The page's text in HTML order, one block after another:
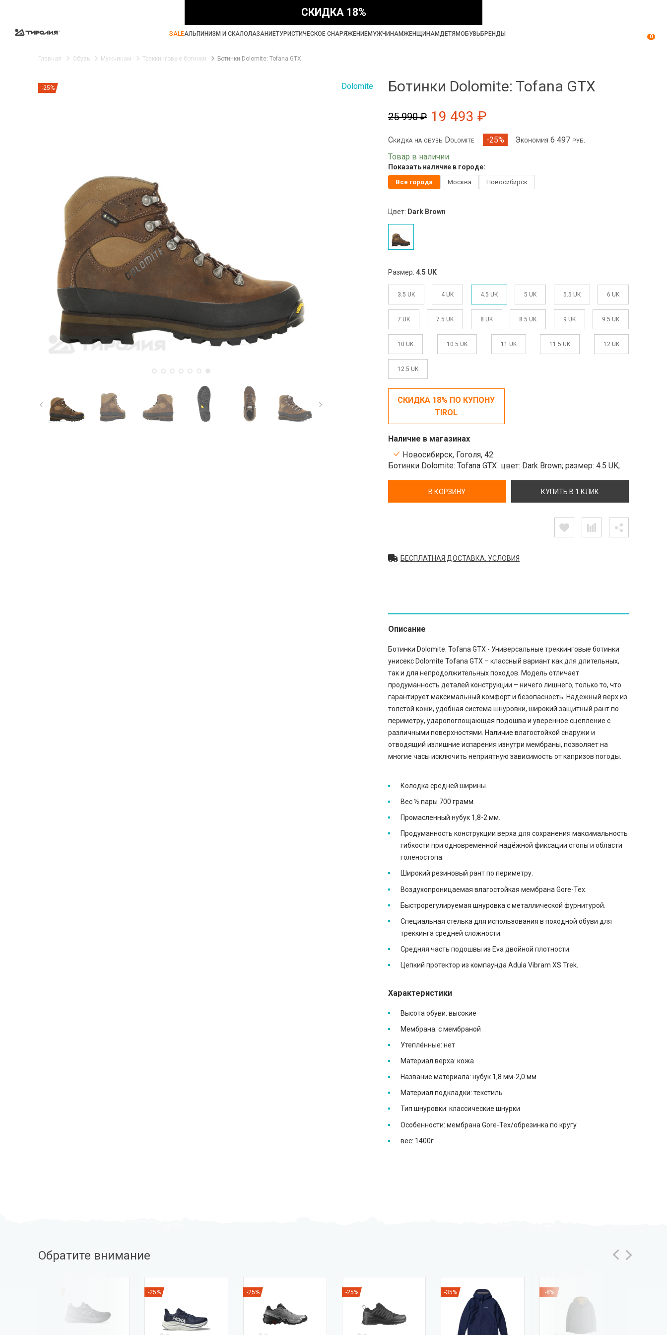
СКИДКА 18%
SALEАЛЬПИНИЗМ И СКАЛОЛАЗАНИЕТУРИСТИЧЕСКОЕ СНАРЯЖЕНИЕМУЖЧИНАМЖЕНЩИНАМДЕТЯМОБУВЬ БРЕНДЫ 0
Главная Обувь Мужчинам Треккинговые ботинки Ботинки Dolomite: Tofana GTX
-25% Dolomite Ботинки Dolomite: Tofana GTX
25 990 ₽ 19 493 ₽
Скидка на обувь Dolomite -25%
Экономия 6 497 руб.
Товар в наличии
Показать наличие в городе:
Все города Москва Новосибирск
Цвет: Dark Brown
Размер: 4.5 UK
3.5 UK 4 UK 4.5 UK 5 UK 5.5 UK 6 UK
7 UK 7.5 UK 8 UK 8.5 UK 9 UK 9.5 UK
10 UK 10.5 UK 11 UK 11.5 UK 12 UK
12.5 UK
СКИДКА 18% ПО КУПОНУ
TIROL
Наличие в магазинах
Новосибирск, Гоголя, 42
Ботинки Dolomite: Tofana GTX цвет: Dark Brown; размер: 4.5 UK;
В КОРЗИНУ КУПИТЬ В 1 КЛИК
БЕСПЛАТНАЯ ДОСТАВКА. УСЛОВИЯ
Описание
Ботинки Dolomite: Tofana GTX - Универсальные треккинговые ботинки
унисекс Dolomite Tofana GTX – классный вариант как для длительных,
так и для непродолжительных походов. Модель отличает
продуманность деталей конструкции – ничего лишнего, только то, что
гарантирует максимальный комфорт и безопасность. Надёжный верх из
толстой кожи, удобная система шнуровки, широкий защитный рант по
периметру, ударопоглощающая подошва и уверенное сцепление с
различными поверхностями. Наличие влагостойкой снаружи и
отводящий излишние испарения изнутри мембраны, позволяет на
многие часы исключить неприятную зависимость от капризов погоды.
Колодка средней ширины.
Вес ½ пары 700 грамм.
Промасленный нубук 1,8-2 мм.
Продуманность конструкции верха для сохранения максимальность
гибкости при одновременной надёжной фиксации стопы и области
голеностопа.
Широкий резиновый рант по периметру.
Воздухопроницаемая влагостойкая мембрана Gore-Tex.
Быстрорегулируемая шнуровка с металлической фурнитурой.
Специальная стелька для использования в походной обуви для
треккинга средней сложности.
Средняя часть подошвы из Eva двойной плотности.
Цепкий протектор из компаунда Adula Vibram XS Trek.
Характеристики
Высота обуви: высокие
Мембрана: с мембраной
Утеплённые: нет
Материал верха: кожа
Название материала: нубук 1,8 мм-2,0 мм
Материал подкладки: текстиль
Тип шнуровки: классические шнурки
Особенности: мембрана Gore-Tex/обрезинка по кругу
вес: 1400г
Обратите внимание
-25% -25% -25% -35% -8%